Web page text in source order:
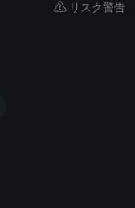
リスク警告